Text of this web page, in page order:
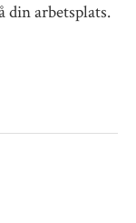
din arbetsplats.